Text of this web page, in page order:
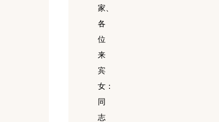
家、
各
位
来
宾
女：
同
志